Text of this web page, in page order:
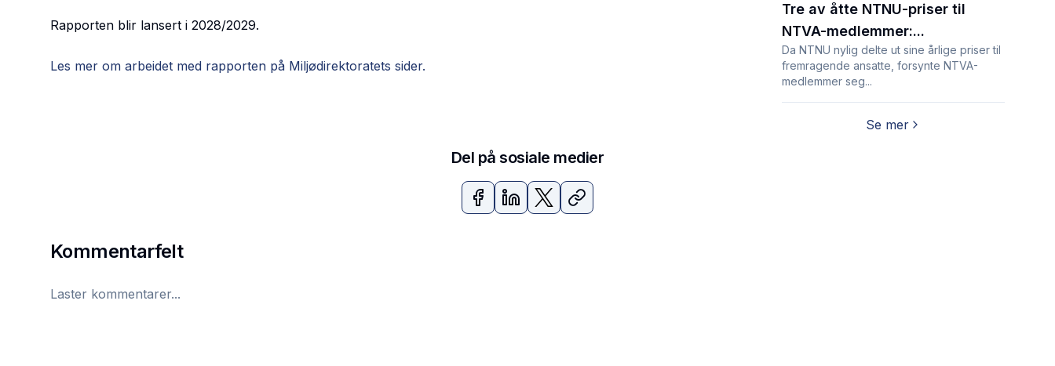
Rapporten blir lansert i 2028/2029.
Les mer om arbeidet med rapporten på Miljødirektoratets sider.
Tre av åtte NTNU-priser til
NTVA-medlemmer:...
Da NTNU nylig delte ut sine årlige priser til
fremragende ansatte, forsynte NTVA-
medlemmer seg...
Se mer
Del på sosiale medier
Kommentarfelt
Laster kommentarer...